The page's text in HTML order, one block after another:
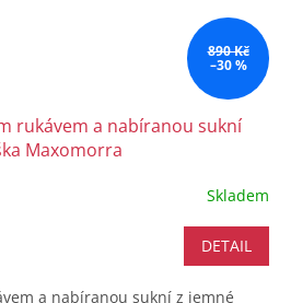
890 Kč
–30 %
rukávem a nabíranou sukní
Maxomorra
Skladem
DETAIL
a nabíranou sukní z jemné